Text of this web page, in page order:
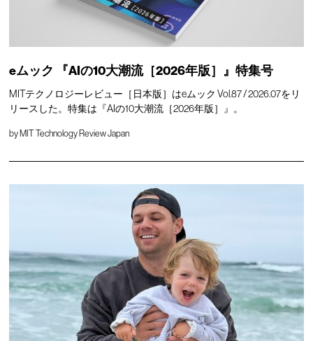
eムック 『AIの10大潮流［2026年版］』特集号
MITテクノロジーレビュー［日本版］はeムック Vol.87 / 2026.07をリ
リースした。特集は『AIの10大潮流［2026年版］』。
by MIT Technology Review Japan